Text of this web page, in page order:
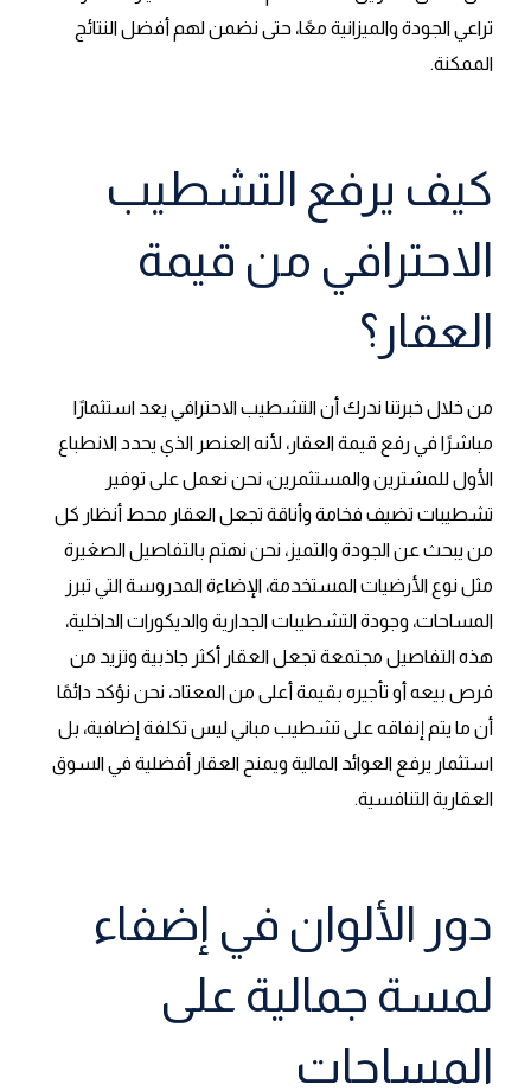
تراعي الجودة والميزانية معًا، حتى نضمن لهم أفضل النتائج
الممكنة.
كيف يرفع التشطيب
الاحترافي من قيمة
العقار؟
من خلال خبرتنا ندرك أن التشطيب الاحترافي يعد استثمارًا
مباشرًا في رفع قيمة العقار، لأنه العنصر الذي يحدد الانطباع
الأول للمشترين والمستثمرين، نحن نعمل على توفير
تشطيبات تضيف فخامة وأناقة تجعل العقار محط أنظار كل
من يبحث عن الجودة والتميز، نحن نهتم بالتفاصيل الصغيرة
مثل نوع الأرضيات المستخدمة، الإضاءة المدروسة التي تبرز
المساحات، وجودة التشطيبات الجدارية والديكورات الداخلية،
هذه التفاصيل مجتمعة تجعل العقار أكثر جاذبية وتزيد من
فرص بيعه أو تأجيره بقيمة أعلى من المعتاد، نحن نؤكد دائمًا
أن ما يتم إنفاقه على تشطيب مباني ليس تكلفة إضافية، بل
استثمار يرفع العوائد المالية ويمنح العقار أفضلية في السوق
العقارية التنافسية.
دور الألوان في إضفاء
لمسة جمالية على
المساحات